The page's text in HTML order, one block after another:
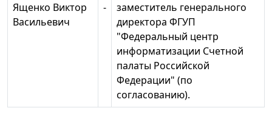
Ященко Виктор
Васильевич
-
заместитель генерального
директора ФГУП
"Федеральный центр
информатизации Счетной
палаты Российской
Федерации" (по
согласованию).